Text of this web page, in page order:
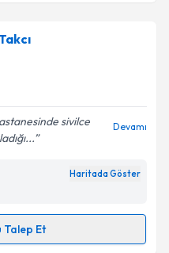
sivilce
Devamı
Haritada Göster
Talep Et